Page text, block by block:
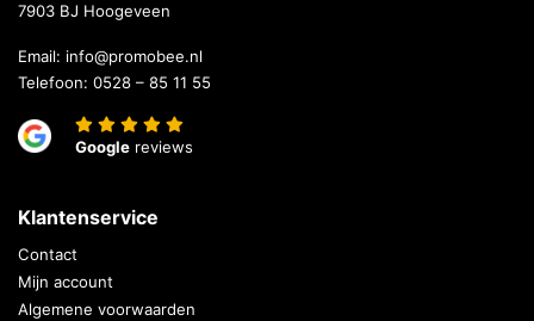
7903 BJ Hoogeveen
Email: info@promobee.nl
Telefoon: 0528 – 85 11 55
Google reviews
Klantenservice
Contact
Mijn account
Algemene voorwaarden